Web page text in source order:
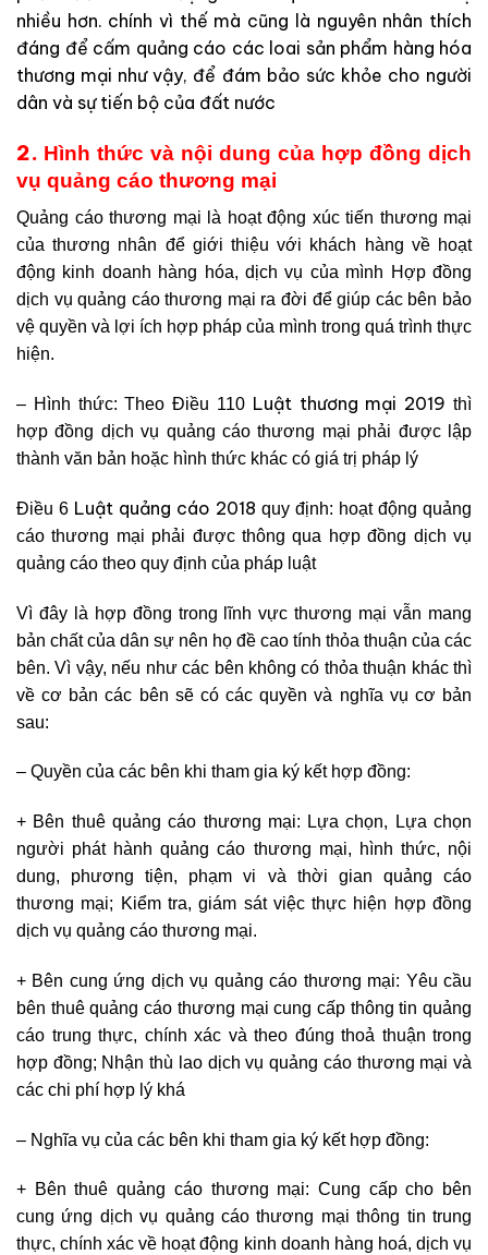
nhiều hơn. chính vì thế mà cũng là nguyên nhân thích
đáng để cấm quảng cáo các loai sản phẩm hàng hóa
thương mại như vậy, để đám bảo sức khỏe cho người
dân và sự tiến bộ của đất nước
2. Hình thức và nội dung của hợp đồng dịch
vụ quảng cáo thương mại
Quảng cáo thương mại là hoạt động xúc tiến thương mại
của thương nhân để giới thiệu với khách hàng về hoạt
động kinh doanh hàng hóa, dịch vụ của mình Hợp đồng
dịch vụ quảng cáo thương mại ra đời để giúp các bên bảo
vệ quyền và lợi ích hợp pháp của mình trong quá trình thực
hiện.
– Hình thức: Theo Điều 110 Luật thương mại 2019 thì
hợp đồng dịch vụ quảng cáo thương mại phải được lập
thành văn bản hoặc hình thức khác có giá trị pháp lý
Điều 6 Luật quảng cáo 2018 quy định: hoạt động quảng
cáo thương mại phải được thông qua hợp đồng dịch vụ
quảng cáo theo quy định của pháp luật
Vì đây là hợp đồng trong lĩnh vực thương mại vẫn mang
bản chất của dân sự nên họ đề cao tính thỏa thuận của các
bên. Vì vậy, nếu như các bên không có thỏa thuận khác thì
về cơ bản các bên sẽ có các quyền và nghĩa vụ cơ bản
sau:
– Quyền của các bên khi tham gia ký kết hợp đồng:
+ Bên thuê quảng cáo thương mại: Lựa chọn, Lựa chọn
người phát hành quảng cáo thương mại, hình thức, nội
dung, phương tiện, phạm vi và thời gian quảng cáo
thương mại; Kiểm tra, giám sát việc thực hiện hợp đồng
dịch vụ quảng cáo thương mại.
+ Bên cung ứng dịch vụ quảng cáo thương mại: Yêu cầu
bên thuê quảng cáo thương mại cung cấp thông tin quảng
cáo trung thực, chính xác và theo đúng thoả thuận trong
hợp đồng; Nhận thù lao dịch vụ quảng cáo thương mại và
các chi phí hợp lý khá
– Nghĩa vụ của các bên khi tham gia ký kết hợp đồng:
+ Bên thuê quảng cáo thương mại: Cung cấp cho bên
cung ứng dịch vụ quảng cáo thương mại thông tin trung
thực, chính xác về hoạt động kinh doanh hàng hoá, dịch vụ